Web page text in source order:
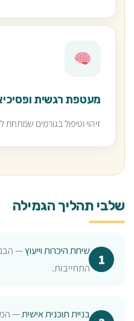
מעטפת רגשית
זיהוי וטיפול בגורמים
שלבי תהליך הגמילה
שיחת היכרות וייעוץ—
התחייבות.
בניית תוכנית אישית—